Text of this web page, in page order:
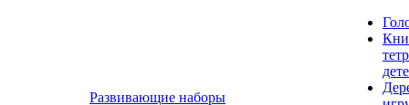
Развивающие наборы